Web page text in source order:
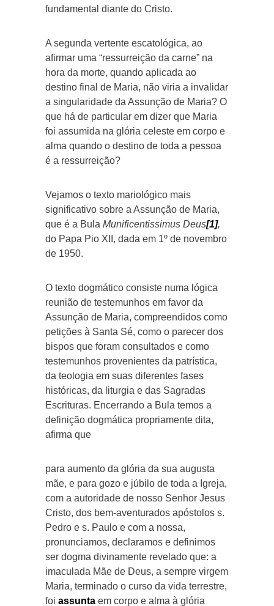
fundamental diante do Cristo.
A segunda vertente escatológica, ao
afirmar uma “ressurreição da carne” na
hora da morte, quando aplicada ao
destino final de Maria, não viria a invalidar
a singularidade da Assunção de Maria? O
que há de particular em dizer que Maria
foi assumida na glória celeste em corpo e
alma quando o destino de toda a pessoa
é a ressurreição?
Vejamos o texto mariológico mais
significativo sobre a Assunção de Maria,
que é a Bula Munificentissimus Deus[1],
do Papa Pio XII, dada em 1º de novembro
de 1950.
O texto dogmático consiste numa lógica
reunião de testemunhos em favor da
Assunção de Maria, compreendidos como
petições à Santa Sé, como o parecer dos
bispos que foram consultados e como
testemunhos provenientes da patrística,
da teologia em suas diferentes fases
históricas, da liturgia e das Sagradas
Escrituras. Encerrando a Bula temos a
definição dogmática propriamente dita,
afirma que
para aumento da glória da sua augusta
mãe, e para gozo e júbilo de toda a Igreja,
com a autoridade de nosso Senhor Jesus
Cristo, dos bem-aventurados apóstolos s.
Pedro e s. Paulo e com a nossa,
pronunciamos, declaramos e definimos
ser dogma divinamente revelado que: a
imaculada Mãe de Deus, a sempre virgem
Maria, terminado o curso da vida terrestre,
foi assunta em corpo e alma à glória